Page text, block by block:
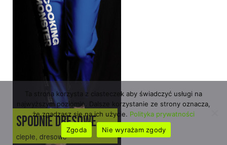
SPODNIE DRESOWE
ciepłe, dresowe
Ta strona korzysta z ciasteczek aby świadczyć usługi na
najwyższym poziomie. Dalsze korzystanie ze strony oznacza,
że zgadzasz się na ich użycie. Polityka prywatności
Zgoda
Nie wyrażam zgody